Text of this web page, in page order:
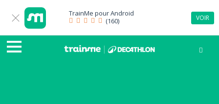
TrainMe pourAndroid
(160)
VOIR